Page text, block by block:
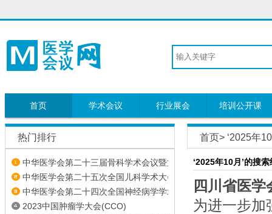
首页 学术会议 行业展会 培训公开课
热门排行
中华医学会第二十三届骨科学术会议暨第...
中华医学会第二十五次全国儿科学术大会
中华医学会第二十四次全国神经病学学术会议
2023中国肿瘤学大会(CCO)
首页> ‘2025年
‘2025年10月’的搜
四川省医
为进一步加